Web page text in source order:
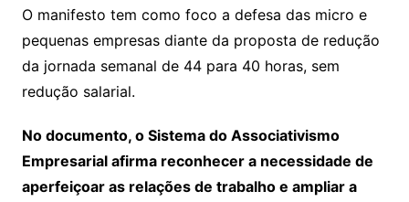
O manifesto tem como foco a defesa das micro e
pequenas empresas diante da proposta de redução
da jornada semanal de 44 para 40 horas, sem
redução salarial.
No documento, o Sistema do Associativismo
Empresarial afirma reconhecer a necessidade de
aperfeiçoar as relações de trabalho e ampliar a